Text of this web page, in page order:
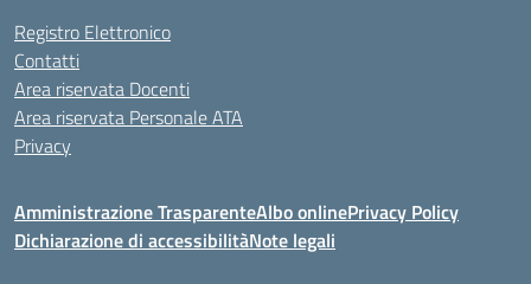
Registro Elettronico
Contatti
Area riservata Docenti
Area riservata Personale ATA
Privacy
Amministrazione TrasparenteAlbo onlinePrivacy Policy
Dichiarazione di accessibilitàNote legali